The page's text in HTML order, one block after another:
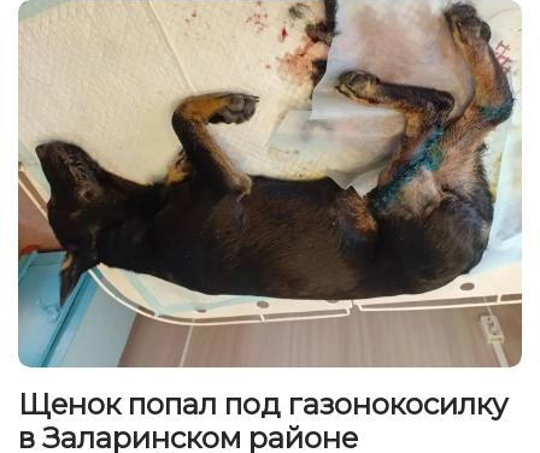
Щенок попал под газонокосилку
в Заларинском районе